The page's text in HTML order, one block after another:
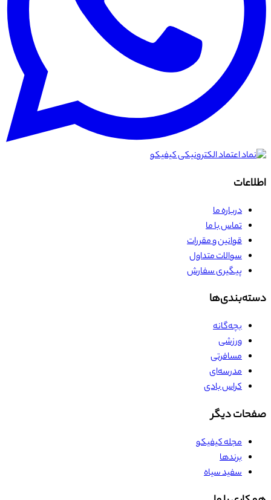
اطلاعات
درباره ما
تماس با ما
قوانین و مقررات
سوالات متداول
پیگیری سفارش
دسته‌بندی‌ها
بچه‌گانه
ورزشی
مسافرتی
مدرسه‌ای
کراس بادی
صفحات دیگر
مجله کیفیکو
برندها
سفید سیاه